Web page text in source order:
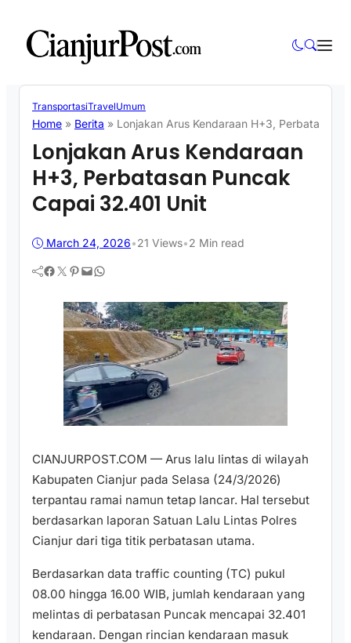
TransportasiTravelUmum
Home » Berita » Lonjakan Arus Kendaraan H+3, Perbatasan
Lonjakan Arus Kendaraan
H+3, Perbatasan Puncak
Capai 32.401 Unit
March 24, 2026•21 Views•2 Min read
Facebook Twitter Pinterest Mail WhatsApp
CIANJURPOST.COM — Arus lalu lintas di wilayah
Kabupaten Cianjur pada Selasa (24/3/2026)
terpantau ramai namun tetap lancar. Hal tersebut
berdasarkan laporan Satuan Lalu Lintas Polres
Cianjur dari tiga titik perbatasan utama.
Berdasarkan data traffic counting (TC) pukul
08.00 hingga 16.00 WIB, jumlah kendaraan yang
melintas di perbatasan Puncak mencapai 32.401
kendaraan. Dengan rincian kendaraan masuk